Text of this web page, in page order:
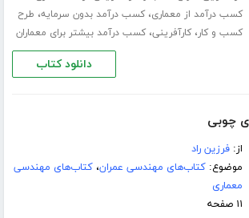
کسب درآمد از معماری،کسب درآمد بدون سرمایه، طرح
کسب و کار،کارآفرینی،کسب درآمد بیشتر برای معماران
دانلود کتاب
چوبی
از:فرزین راد
موضوع:کتاب‌های مهندسی عمران،کتاب‌های مهندسی
معماری
۱۱ صفحه